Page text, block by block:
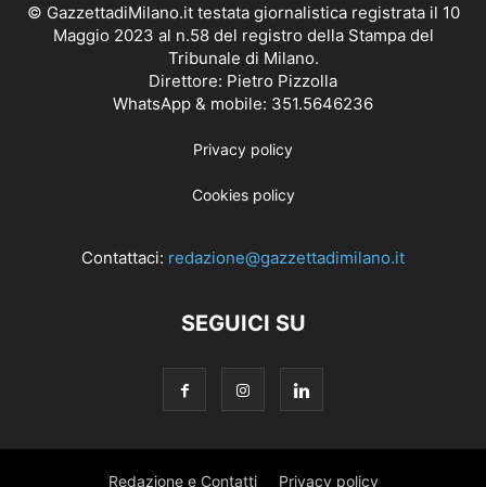
© GazzettadiMilano.it testata giornalistica registrata il 10
Maggio 2023 al n.58 del registro della Stampa del
Tribunale di Milano.
Direttore: Pietro Pizzolla
WhatsApp & mobile: 351.5646236
Privacy policy
Cookies policy
Contattaci: redazione@gazzettadimilano.it
SEGUICI SU
Redazione e Contatti Privacy policy